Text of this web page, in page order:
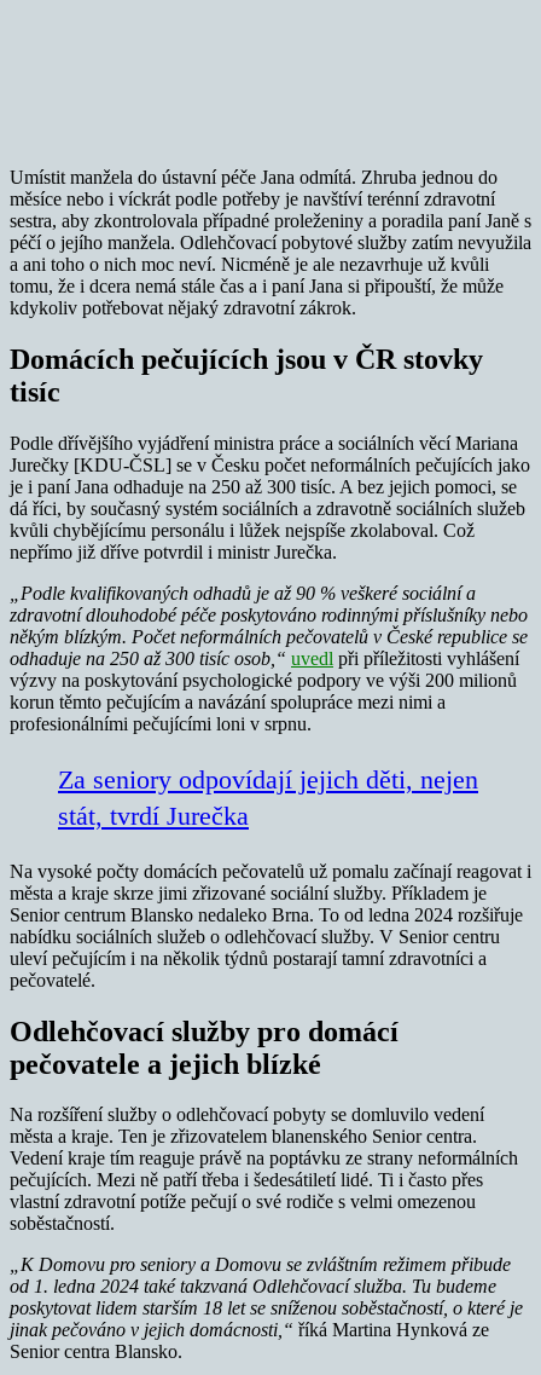
Umístit manžela do ústavní péče Jana odmítá. Zhruba jednou do
měsíce nebo i víckrát podle potřeby je navštíví terénní zdravotní
sestra, aby zkontrolovala případné proleženiny a poradila paní Janě s
péčí o jejího manžela. Odlehčovací pobytové služby zatím nevyužila
a ani toho o nich moc neví. Nicméně je ale nezavrhuje už kvůli
tomu, že i dcera nemá stále čas a i paní Jana si připouští, že může
kdykoliv potřebovat nějaký zdravotní zákrok.
Domácích pečujících jsou v ČR stovky
tisíc
Podle dřívějšího vyjádření ministra práce a sociálních věcí Mariana
Jurečky [KDU-ČSL] se v Česku počet neformálních pečujících jako
je i paní Jana odhaduje na 250 až 300 tisíc. A bez jejich pomoci, se
dá říci, by současný systém sociálních a zdravotně sociálních služeb
kvůli chybějícímu personálu i lůžek nejspíše zkolaboval. Což
nepřímo již dříve potvrdil i ministr Jurečka.
„Podle kvalifikovaných odhadů je až 90 % veškeré sociální a
zdravotní dlouhodobé péče poskytováno rodinnými příslušníky nebo
někým blízkým. Počet neformálních pečovatelů v České republice se
odhaduje na 250 až 300 tisíc osob,“ uvedl při příležitosti vyhlášení
výzvy na poskytování psychologické podpory ve výši 200 milionů
korun těmto pečujícím a navázání spolupráce mezi nimi a
profesionálními pečujícími loni v srpnu.
Za seniory odpovídají jejich děti, nejen
stát, tvrdí Jurečka
Na vysoké počty domácích pečovatelů už pomalu začínají reagovat i
města a kraje skrze jimi zřizované sociální služby. Příkladem je
Senior centrum Blansko nedaleko Brna. To od ledna 2024 rozšiřuje
nabídku sociálních služeb o odlehčovací služby. V Senior centru
uleví pečujícím i na několik týdnů postarají tamní zdravotníci a
pečovatelé.
Odlehčovací služby pro domácí
pečovatele a jejich blízké
Na rozšíření služby o odlehčovací pobyty se domluvilo vedení
města a kraje. Ten je zřizovatelem blanenského Senior centra.
Vedení kraje tím reaguje právě na poptávku ze strany neformálních
pečujících. Mezi ně patří třeba i šedesátiletí lidé. Ti i často přes
vlastní zdravotní potíže pečují o své rodiče s velmi omezenou
soběstačností.
„K Domovu pro seniory a Domovu se zvláštním režimem přibude
od 1. ledna 2024 také takzvaná Odlehčovací služba. Tu budeme
poskytovat lidem starším 18 let se sníženou soběstačností, o které je
jinak pečováno v jejich domácnosti,“ říká Martina Hynková ze
Senior centra Blansko.